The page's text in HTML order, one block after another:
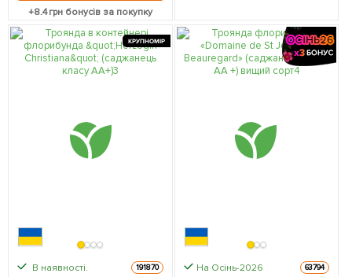
+8.4грн бонусів за покупку
КРУПНОМІР
В наявності. 191870 На Осінь-2026 63794